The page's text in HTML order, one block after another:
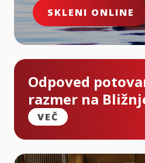
SKLENI ONLINE
Odpoved
razmer na
VEČ